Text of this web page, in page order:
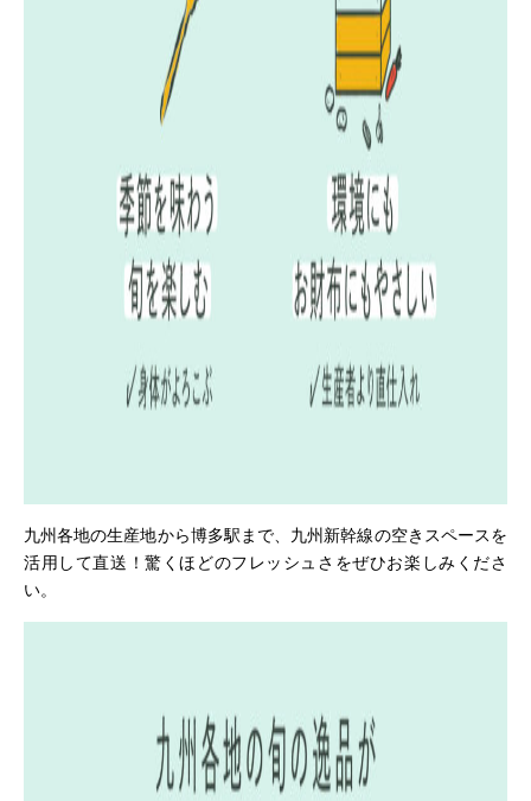
九州各地の生産地から博多駅まで、九州新幹線の空きスペースを
活用して直送！驚くほどのフレッシュさをぜひお楽しみくださ
い。